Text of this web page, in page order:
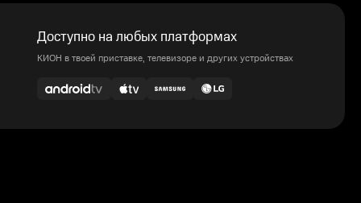
Доступно на любых платформах
КИОН в твоей приставке, телевизоре и других устройствах